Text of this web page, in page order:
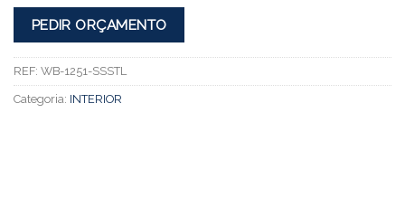
PEDIR ORÇAMENTO
REF: WB-1251-SSSTL
Categoria: INTERIOR